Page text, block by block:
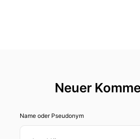
Neuer
Name oder Pseudonym